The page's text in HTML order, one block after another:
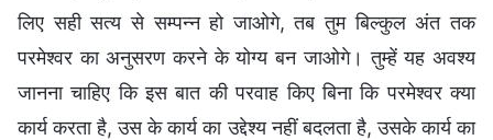
लिए सही सत्य से सम्पन्न हो जाओगे, तब तुम बिल्कुल अंत तक
परमेश्वर का अनुसरण करने के योग्य बन जाओगे। तुम्हें यह अवश्य
जानना चाहिए कि इस बात की परवाह किए बिना कि परमेश्वर क्या
कार्य करता है, उस के कार्य का उद्देश्य नहीं बदलता है, उसके कार्य का